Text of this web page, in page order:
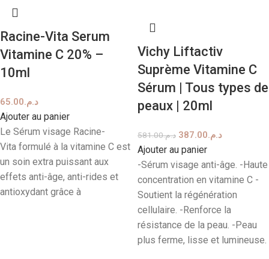
Racine-Vita Serum
Vitamine C 20% –
10ml
د.م.65.00
Ajouter au panier
Le Sérum visage Racine-
Vita formulé à la vitamine C est
un soin extra puissant aux
effets anti-âge, anti-rides et
antioxydant grâce à
Vichy Liftactiv
Suprème Vitamine C
Sérum | Tous types de
peaux | 20ml
د.م.581.00 د.م.387.00
Ajouter au panier
-Sérum visage anti-âge. -Haute
concentration en vitamine C -
Soutient la régénération
cellulaire. -Renforce la
résistance de la peau. -Peau
plus ferme, lisse et lumineuse.